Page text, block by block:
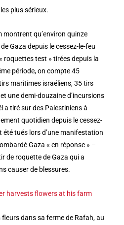
plus sérieux.
montrent qu’environ quinze
Gaza depuis le cessez-le-feu
roquettes test » tirées depuis la
période, on compte 45
maritimes israéliens, 35 tirs
une demi-douzaine d’incursions
a tiré sur des Palestiniens à
quotidien depuis le cessez-
été tués lors d’une manifestation
Gaza « en réponse » –
de roquette de Gaza qui a
causer de blessures.
dans sa ferme de Rafah, au